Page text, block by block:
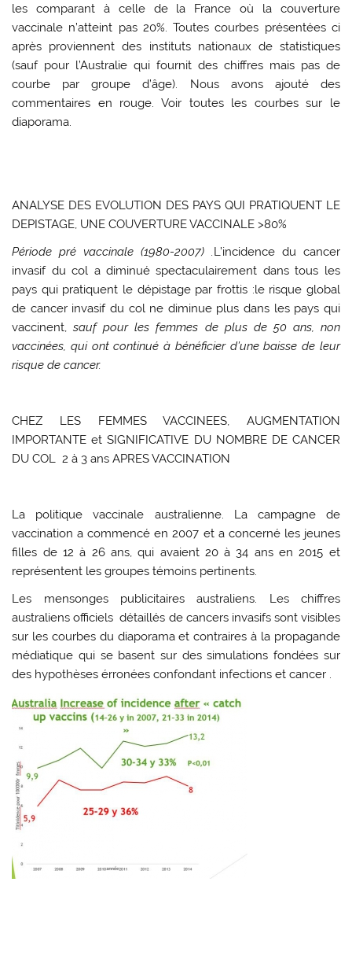
les comparant à celle de la France où la couverture
vaccinale n’atteint pas 20%. Toutes courbes présentées ci
après proviennent des instituts nationaux de statistiques
(sauf pour l’Australie qui fournit des chiffres mais pas de
courbe par groupe d’âge). Nous avons ajouté des
commentaires en rouge. Voir toutes les courbes sur le
diaporama.
ANALYSE DES EVOLUTION DES PAYS QUI PRATIQUENT LE
DEPISTAGE, UNE COUVERTURE VACCINALE >80%
Périodepré vaccinale (1980-2007) .L’incidence du cancer
invasif du col a diminué spectaculairement dans tous les
pays qui pratiquent le dépistage par frottis :le risque global
de cancer invasif du col ne diminue plus dans les pays qui
vaccinent,sauf pour les femmes de plus de 50 ans, non
vaccinées, qui ont continué à bénéficier d’une baisse de leur
risque de cancer.
CHEZ LES FEMMES VACCINEES, AUGMENTATION
IMPORTANTE et SIGNIFICATIVE DU NOMBRE DE CANCER
DU COL 2 à 3 ans APRES VACCINATION
La politique vaccinale australienne. La campagne de
vaccination a commencé en 2007 et a concerné les jeunes
filles de 12 à 26 ans, qui avaient 20 à 34 ans en 2015 et
représentent les groupes témoins pertinents.
Les mensonges publicitaires australiens. Les chiffres
australiens officiels détaillés de cancers invasifs sont visibles
sur les courbes du diaporama et contraires à la propagande
médiatique qui se basent sur des simulations fondées sur
des hypothèses érronées confondant infections et cancer .